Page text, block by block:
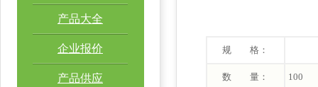
产品大全
企业报价
产品供应
规 格：
数 量： 100